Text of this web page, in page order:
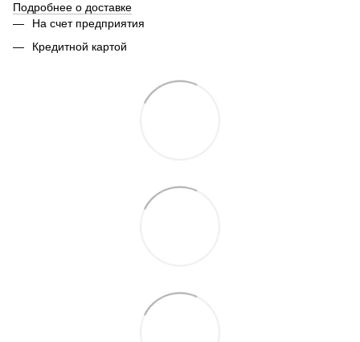
Подробнее о доставке
На счет предприятия
Кредитной картой